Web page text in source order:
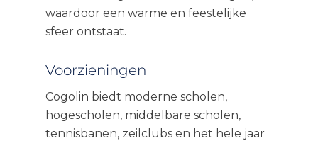
waardoor een warme en feestelijke
sfeer ontstaat.
Voorzieningen
Cogolin biedt moderne scholen,
hogescholen, middelbare scholen,
tennisbanen, zeilclubs en het hele jaar